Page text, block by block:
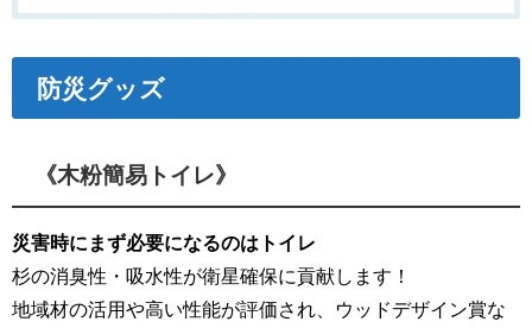
防災グッズ
《木粉簡易トイレ》
災害時にまず必要になるのはトイレ
杉の消臭性・吸水性が衛星確保に貢献します！
地域材の活用や高い性能が評価され、ウッドデザイン賞な